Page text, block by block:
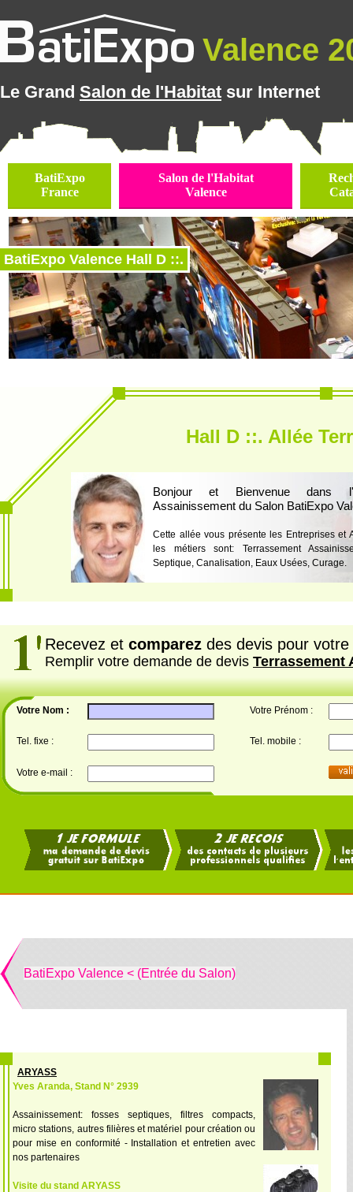
Valence
Le Grand Salon de l'Habitat sur Internet
BatiExpo
France
Salon de l'Habitat
Valence
BatiExpo Valence Hall D ::.
Hall D ::. Allée
Bonjour et Bienvenue dans
Assainissement du Salon BatiExpo
Cette allée vous présente les Entreprises et
les métiers sont: Terrassement
Septique, Canalisation, Eaux Usées, Curage.
Recevez et comparez des devis pour votre
Remplir votre demande de devis Terrassement
Votre Nom : Votre Prénom :
Tel. fixe : Tel. mobile :
Votre e-mail :
BatiExpo Valence < (Entrée du Salon)
ARYASS
Yves Aranda, Stand N° 2939
Assainissement: fosses septiques, filtres compacts,
micro stations, autres filières et matériel pour création ou
pour mise en conformité - Installation et entretien avec
nos partenaires
Visite du stand ARYASS